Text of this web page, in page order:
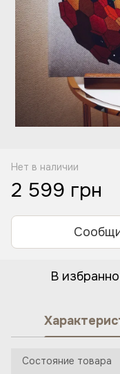
Нет в наличии
2 599 грн
В
Состояние товара